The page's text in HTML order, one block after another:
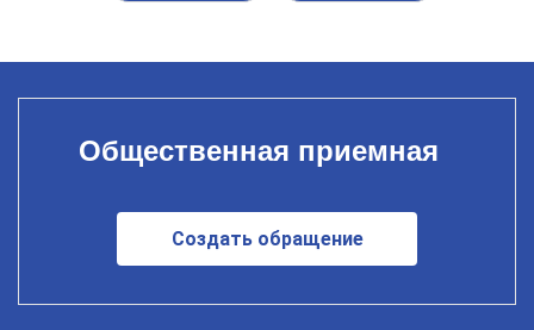
Общественная приемная
Создать обращение